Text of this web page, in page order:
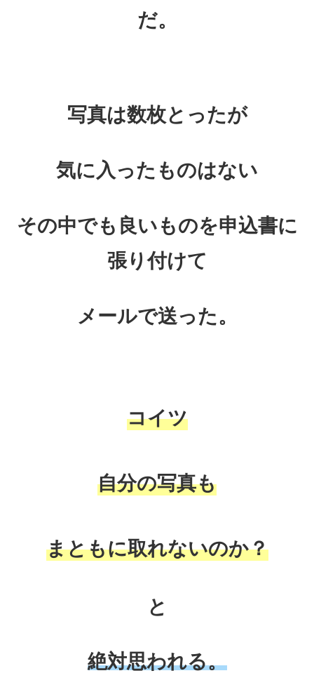
だ。
写真は数枚とったが
気に入ったものはない
その中でも良いものを申込書に
張り付けて
メールで送った。
コイツ
自分の写真も
まともに取れないのか？
と
絶対思われる。